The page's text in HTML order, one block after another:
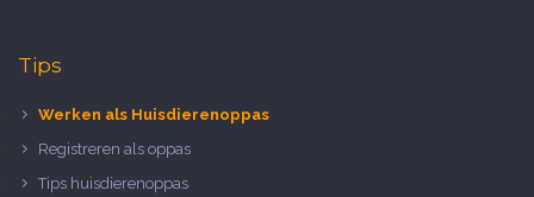
Tips
Werken als Huisdierenoppas
Registreren als oppas
Tips huisdierenoppas